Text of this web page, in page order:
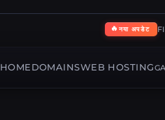
🔥नया अपडेट
HOME DOMAINSWEB HOSTING